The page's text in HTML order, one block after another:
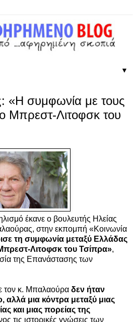
▼
συμφωνία με τους
Μπρεστ-Λιτοφσκ του
έκανε ο βουλευτής Ηλείας
στην εκπομπή «Κοινωνία
τη συμφωνία μεταξύ Ελλάδας
Λιτοφσκ του Τσίπρα»,
της Επανάστασης των
τον κ. Μπαλαούρα δεν ήταν
αλλά μια κόντρα μεταξύ μιας
και μιας πορείας της
τις ιστορικές γνώσεις των